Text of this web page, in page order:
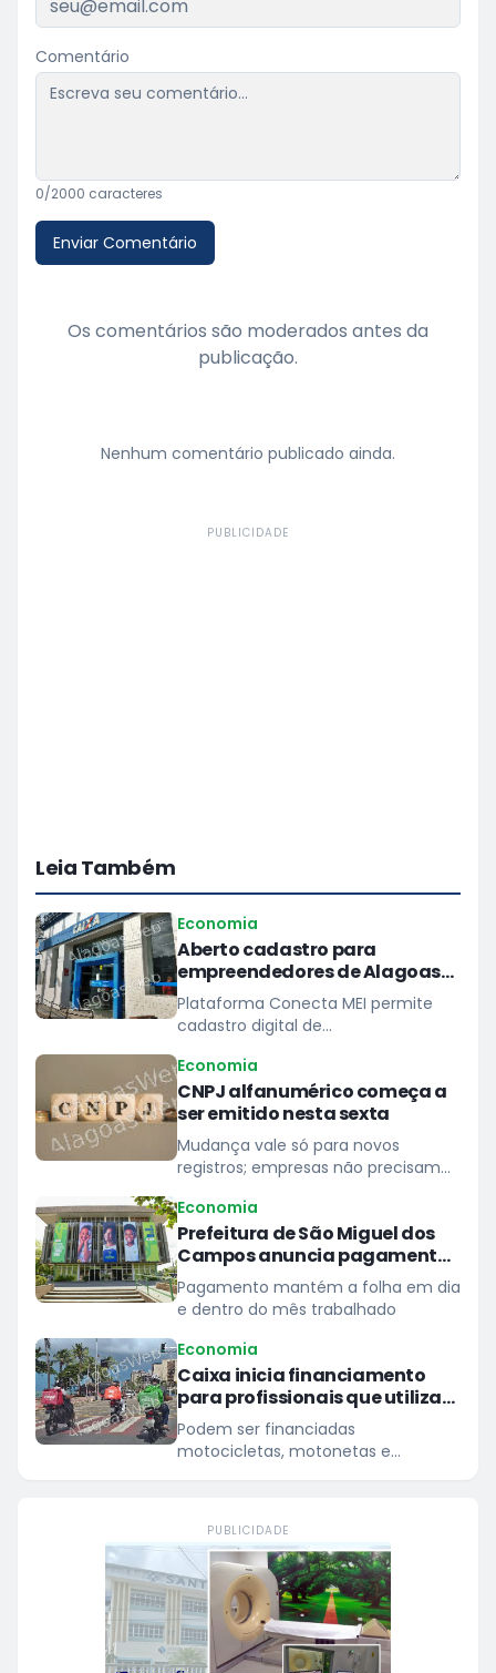
Comentário
0/2000 caracteres
Enviar Comentário
Os comentários são moderados antes da
publicação.
Nenhum comentário publicado ainda.
PUBLICIDADE
Leia Também
Economia
Aberto cadastro para
empreendedores de Alagoas
prestarem serviços à Caixa
Plataforma Conecta MEI permite
cadastro digital de
para atender demandas de
pequeno porte das unidades do
banco
Economia
CNPJ alfanumérico começa a
ser emitido nesta sexta
Mudança vale só para novos
registros; empresas não precisam
Economia
Prefeitura de São Miguel dos
Campos anuncia pagamento
dos servidores nesta quinta,
30
Pagamento mantém a folha em dia
e dentro do mês trabalhado
Economia
Caixa inicia financiamento
para profissionais que utilizam
motocicletas e bicicletas para
trabalhar
Podem ser financiadas
motocicletas, motonetas e
PUBLICIDADE